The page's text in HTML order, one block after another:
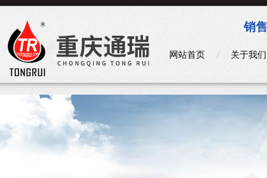
销
网站首页 关于我们